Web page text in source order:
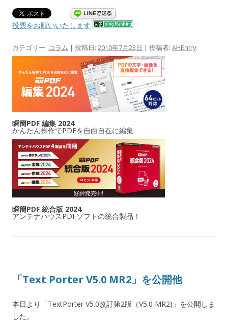
投票をお願いいたします
カテゴリー: コラム | 投稿日: 2010年7月23日 | 投稿者: AHEntry
瞬簡PDF 編集 2024
かんたん操作でPDFを自由自在に編集
瞬簡PDF 統合版 2024
アンテナハウスPDFソフトの統合製品！
「Text Porter V5.0 MR2」を公開他
本日より「TextPorter V5.0改訂第2版（V5.0 MR2)」を公開しま
した。